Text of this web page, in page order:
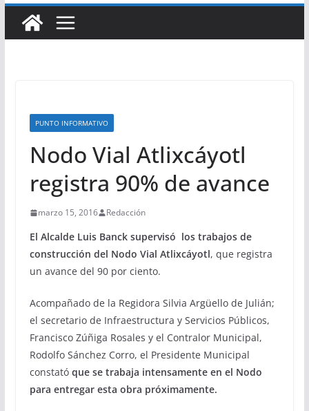
PUNTO INFORMATIVO
Nodo Vial Atlixcáyotl
registra 90% de avance
marzo 15, 2016 Redacción
El Alcalde Luis Banck supervisó los trabajos de
construcción del Nodo Vial Atlixcáyotl, que registra
un avance del 90 por ciento.
Acompañado de la Regidora Silvia Argüello de Julián;
el secretario de Infraestructura y Servicios Públicos,
Francisco Zúñiga Rosales y el Contralor Municipal,
Rodolfo Sánchez Corro, el Presidente Municipal
constató que se trabaja intensamente en el Nodo
para entregar esta obra próximamente.